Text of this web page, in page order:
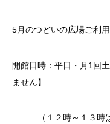
5月のつどいの広場ご利
開館日時：平日・月1回
ません】
（１２時～１３時は